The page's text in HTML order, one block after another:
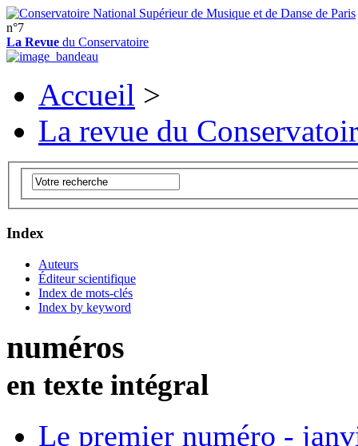
n°7
La Revue du Conservatoire
Accueil >
La revue du
Index
Auteurs
Éditeur scientifique
Index de mots-clés
Index by keyword
numéros
en texte intégral
Le premier numéro -